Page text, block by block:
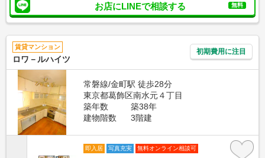
お店にLINEで相談する 無料
賃貸マンション
ロワ－ルハイツ
初期費用に注目
常磐線/金町駅 徒歩28分
東京都葛飾区南水元４丁目
築年数
築38年
建物階数
3階建
即入居 写真充実 無料オンライン相談可